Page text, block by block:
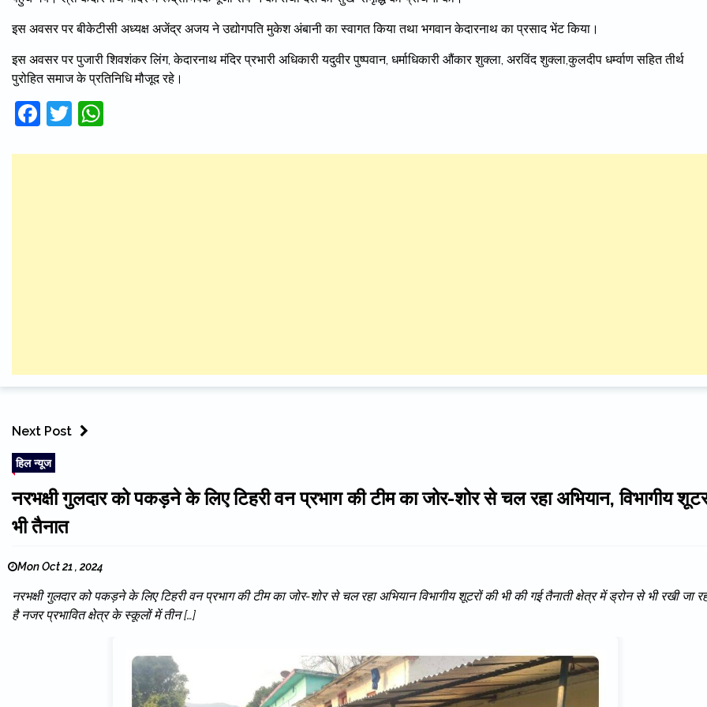
इस अवसर पर बीकेटीसी अध्यक्ष अजेंद्र अजय ने उद्योगपति मुकेश अंबानी का स्वागत किया तथा भगवान केदारनाथ का प्रसाद भेंट किया।
इस अवसर पर पुजारी शिवशंकर लिंग, केदारनाथ मंदिर प्रभारी अधिकारी यदुवीर पुष्पवान, धर्माधिकारी औंकार शुक्ला, अरविंद शुक्ला,कुलदीप धर्म्वाण सहित तीर्थ
पुरोहित समाज के प्रतिनिधि मौजूद रहे।
Facebook
Twitter
Next Post
हिल न्यूज
नरभक्षी गुलदार को पकड़ने के लिए टिहरी वन प्रभाग की टीम का जोर-शोर से चल रहा अभियान, विभागीय
भी तैनात
Mon Oct 21 , 2024
नरभक्षी गुलदार को पकड़ने के लिए टिहरी वन प्रभाग की टीम का जोर-शोर से चल रहा अभियान विभागीय शूटरों की भी की गई तैनाती क्षेत्र में ड्रोन से भी रखी जा
है नजर प्रभावित क्षेत्र के स्कूलों में तीन […]